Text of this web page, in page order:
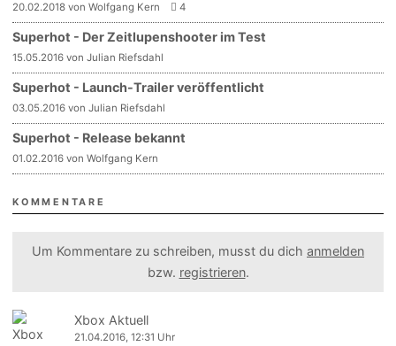
20.02.2018 von Wolfgang Kern 4
Superhot - Der Zeitlupenshooter im Test
15.05.2016 von Julian Riefsdahl
Superhot - Launch-Trailer veröffentlicht
03.05.2016 von Julian Riefsdahl
Superhot - Release bekannt
01.02.2016 von Wolfgang Kern
KOMMENTARE
Um Kommentare zu schreiben, musst du dich anmelden
bzw. registrieren.
Xbox Aktuell
21.04.2016, 12:31 Uhr